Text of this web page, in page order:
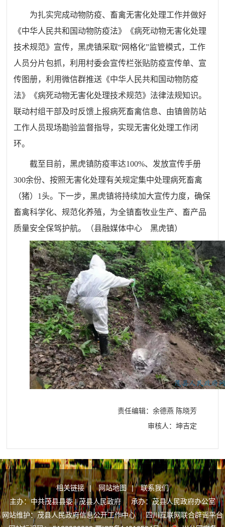
为扎实完成动物防疫、畜禽无害化处理工作并做好
《中华人民共和国动物防疫法》《病死动物无害化处理
技术规范》宣传，黑虎镇采取“网格化”监管模式，工作
人员分片包抓，利用村委会宣传栏张贴防疫宣传单、宣
传图册，利用微信群推送《中华人民共和国动物防疫
法》《病死动物无害化处理技术规范》法律法规知识。
联动村组干部及时反馈上报病死畜禽信息、由镇兽防站
工作人员现场勘验监督指导，实现无害化处理工作闭
环。
截至目前，黑虎镇防疫率达100%、发放宣传手册
300余份、按照无害化处理有关规定集中处理病死畜禽
（猪）1头。下一步，黑虎镇将持续加大宣传力度，确保
畜禽科学化、规范化养殖，为全镇畜牧业生产、畜产品
质量安全保驾护航。
（县融媒体中心黑虎镇）
责任编辑：余德燕 陈晓芳
审核人：坤吉定
相关链接 | 网站地图 |
联系我们
主办：中共茂县县委 | 茂县人民政府 承办：茂县人民政府办公室
网站维护：茂县人民政府信息公开工作中心四川互联网联合辟谣平台